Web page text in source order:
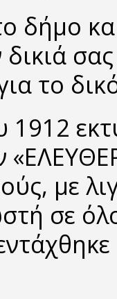
δήμο
το
1912
με
σε